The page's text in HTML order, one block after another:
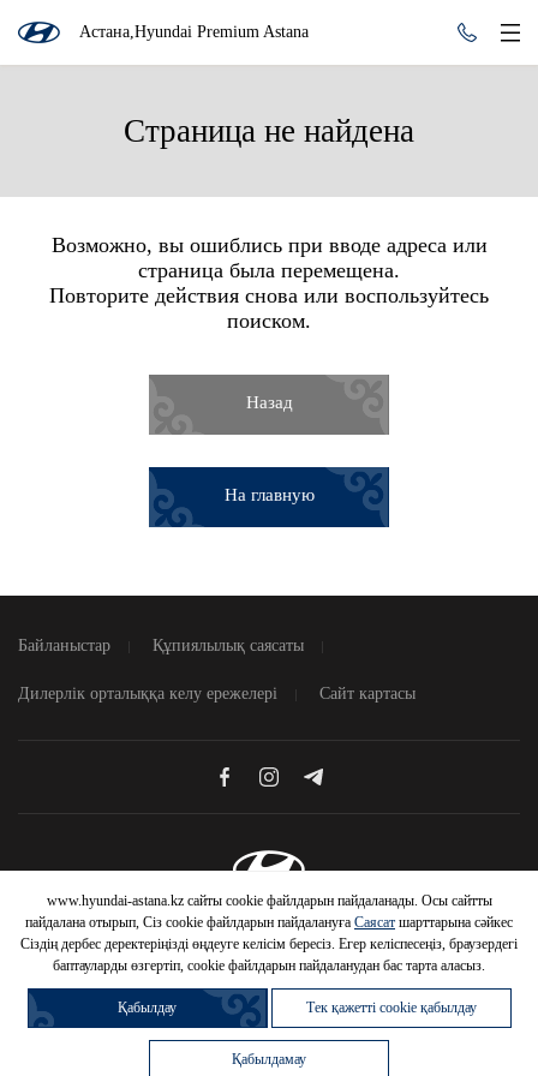
Астана,Hyundai Premium Astana
Страница не найдена
Возможно, вы ошиблись при вводе адреса или
страница была перемещена.
Повторите действия снова или воспользуйтесь
поиском.
Назад
На главную
Байланыстар Құпиялылық саясаты
Дилерлік орталыққа келу ережелері Сайт картасы
© 2026 Hyundai Motor Company
www.hyundai-astana.kz сайты cookie файлдарын пайдаланады. Осы сайтты
пайдалана отырып, Сіз cookie файлдарын пайдалануға Саясат шарттарына сәйкес
Сіздің дербес деректеріңізді өңдеуге келісім бересіз. Егер келіспесеңіз, браузердегі
баптауларды өзгертіп, cookie файлдарын пайдаланудан бас тарта аласыз.
Қабылдау Тек қажетті cookie қабылдау
Қабылдамау